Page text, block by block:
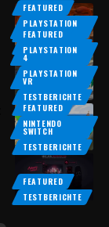
FEATURED
PLAYSTATION
4
TESTBERICHTE
FEATURED
PLAYSTATION
4
PLAYSTATION
VR
TESTBERICHTE
FEATURED
NINTENDO
SWITCH
TESTBERICHTE
FEATURED
TESTBERICHTE